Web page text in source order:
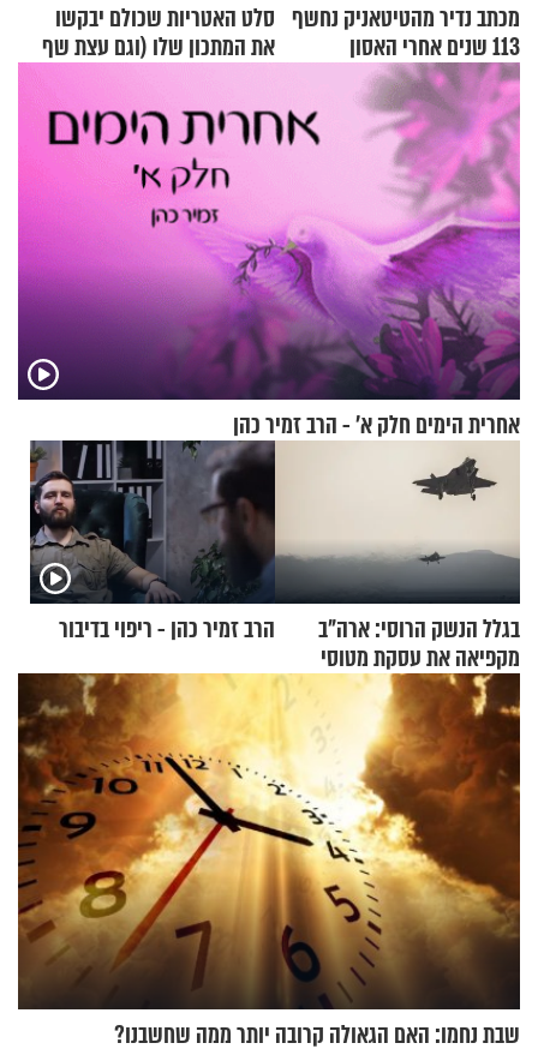
מכתב נדיר מהטיטאניק נחשף
113 שנים אחרי האסון
סלט האטריות שכולם יבקשו
את המתכון שלו (וגם עצת שף
אחרית הימים חלק א’ - הרב זמיר כהן
בגלל הנשק הרוסי: ארה"ב
מקפיאה את עסקת מטוסי
הקרב לטורקיה
הרב זמיר כהן - ריפוי בדיבור
שבת נחמו: האם הגאולה קרובה יותר ממה שחשבנו?